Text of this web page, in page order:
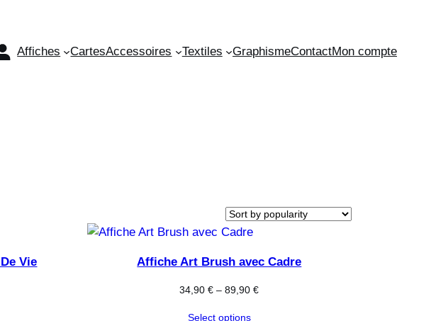
Affiches CartesAccessoires Textiles GraphismeContactMon compte
Vie Affiche Art Brush avec Cadre
34,90€ –89,90€
Select options